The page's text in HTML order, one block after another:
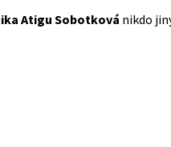
Atigu Sobotková nikdo